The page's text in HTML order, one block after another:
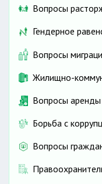
Вопросы
Гендерное
Вопросы
Жилищно-
Вопросы
Борьба с
Вопросы